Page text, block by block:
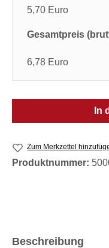
5,70 Euro
Gesamtpreis
6,78 Euro
In
Zum Merkzettel
Produktnummer:
Beschreibung